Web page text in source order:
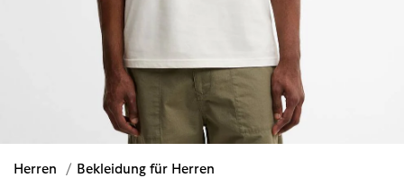
Herren / Bekleidung für Herren